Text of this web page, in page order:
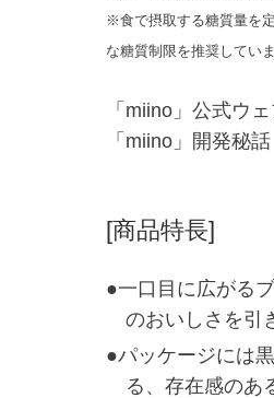
※食で摂取する糖質量を
な糖質制限を推奨してい
「miino」公式ウ
「miino」開発秘
[商品特長]
●一口目に広がる
のおいしさを引
●パッケージには
る、存在感のあ